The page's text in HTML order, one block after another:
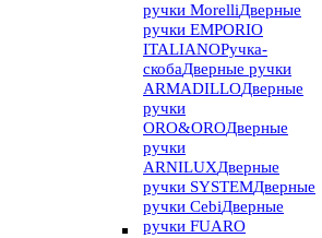
ручки MorelliДверные
ручки EMPORIO
ITALIANOРучка-
скобаДверные ручки
ARMADILLOДверные
ручки
ORO&OROДверные
ручки
ARNILUXДверные
ручки SYSTEMДверные
ручки CebiДверные
ручки FUARO